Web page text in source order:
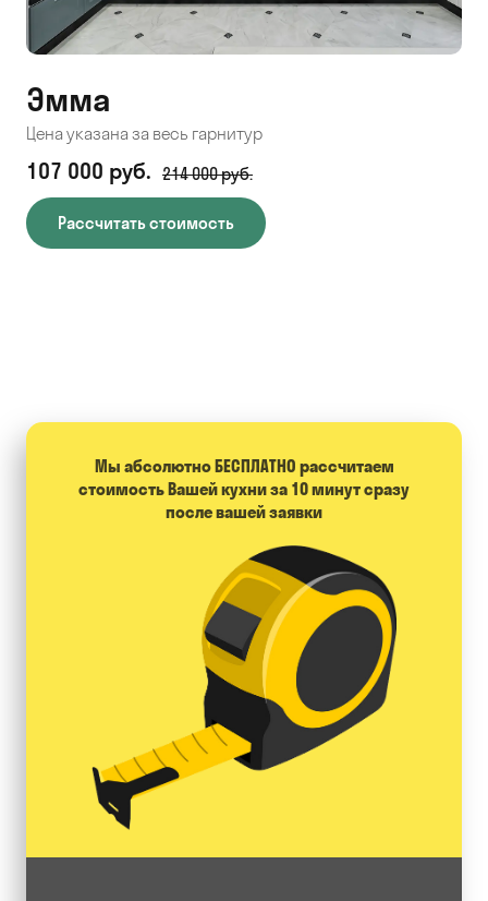
Эмма
Цена указана за весь гарнитур
107 000 руб. 214 000 руб.
Рассчитать стоимость
Мы абсолютно БЕСПЛАТНО расcчитаем
стоимость Вашей кухни за 10 минут сразу
после вашей заявки